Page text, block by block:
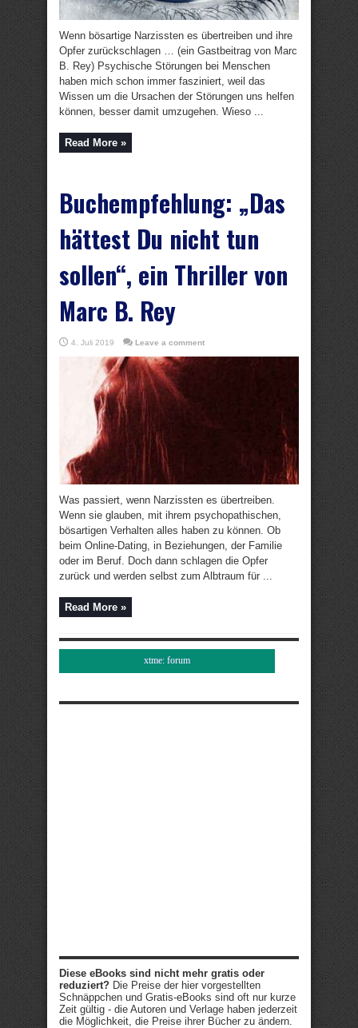
Wenn bösartige Narzissten es übertreiben und ihre
Opfer zurückschlagen … (ein Gastbeitrag von Marc
B. Rey) Psychische Störungen bei Menschen
haben mich schon immer fasziniert, weil das
Wissen um die Ursachen der Störungen uns helfen
können, besser damit umzugehen. Wieso ...
Read More »
Buchempfehlung: „Das
hättest Du nicht tun
sollen“, ein Thriller von
Marc B. Rey
4. Juli 2019 Leave a comment
Was passiert, wenn Narzissten es übertreiben.
Wenn sie glauben, mit ihrem psychopathischen,
bösartigen Verhalten alles haben zu können. Ob
beim Online-Dating, in Beziehungen, der Familie
oder im Beruf. Doch dann schlagen die Opfer
zurück und werden selbst zum Albtraum für ...
Read More »
xtme: forum
Diese eBooks sind nicht mehr gratis oder
reduziert? Die Preise der hier vorgestellten
Schnäppchen und Gratis-eBooks sind oft nur kurze
Zeit gültig - die Autoren und Verlage haben jederzeit
die Möglichkeit, die Preise ihrer Bücher zu ändern.